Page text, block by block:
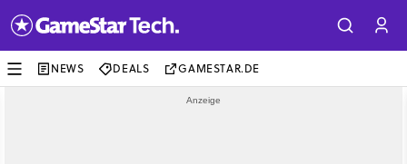
NEWS DEALS GAMESTAR.DE